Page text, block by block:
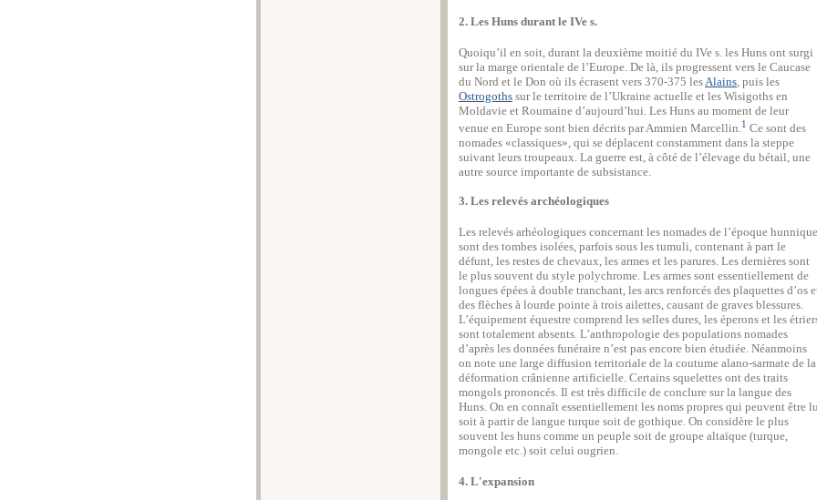
2. Les Huns durant le IVe s.
Quoiqu’il en soit, durant la deuxième moitié du IVe s. les Huns ont surgi
sur la marge orientale de l’Europe. De là, ils progressent vers le Caucase
du Nord et le Don où ils écrasent vers 370-375 lesAlains, puis les
Ostrogoths sur le territoire de l’Ukraine actuelle et les Wisigoths en
Moldavie et Roumaine d’aujourd’hui. Les Huns au moment de leur
venue en Europe sont bien décrits par Ammien Marcellin.1 Ce sont des
nomades «classiques», qui se déplacent constamment dans la steppe
suivant leurs troupeaux. La guerre est, à côté de l’élevage du bétail, une
autre source importante de subsistance.
3. Les relevés archéologiques
Les relevés arhéologiques concernant les nomades de l’époque hunnique
sont des tombes isolées, parfois sous les tumuli, contenant à part le
défunt, les restes de chevaux, les armes et les parures. Les dernières sont
le plus souvent du style polychrome. Les armes sont essentiellement de
longues épées à double tranchant, les arcs renforcés des plaquettes d’os
des flèches à lourde pointe à trois ailettes, causant de graves blessures.
L’équipement équestre comprend les selles dures, les éperons et les
sont totalement absents. L’anthropologie des populations nomades
d’après les données funéraire n’est pas encore bien étudiée. Néanmoins
on note une large diffusion territoriale de la coutume alano-sarmate de la
déformation crânienne artificielle. Certains squelettes ont des traits
mongols prononcés. Il est très difficile de conclure sur la langue des
Huns. On en connaît essentiellement les noms propres qui peuvent être lu
soit à partir de langue turque soit de gothique. On considère le plus
souvent les huns comme un peuple soit de groupe altaïque (turque,
mongole etc.) soit celui ougrien.
4. L'expansion